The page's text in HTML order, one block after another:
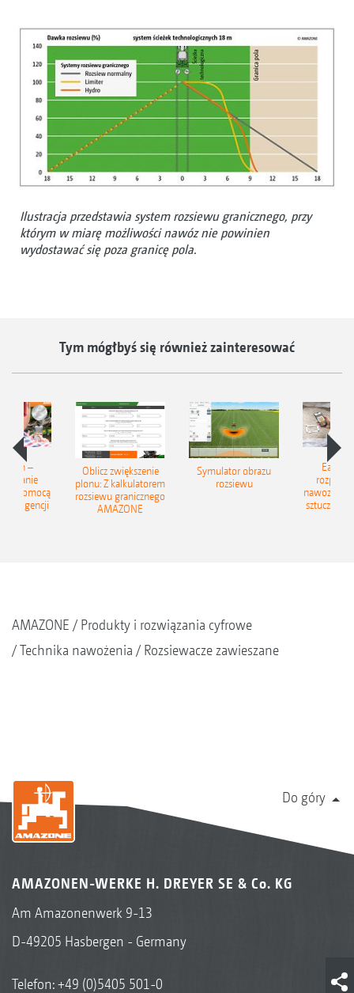
Ilustracja przedstawia system rozsiewu granicznego, przy
którym w miarę możliwości nawóz nie powinien
wydostawać się poza granicę pola.
Tym mógłbyś się również zainteresować
–
za pomocą
inteligencji
Oblicz zwiększenie
plonu: Z kalkulatorem
rozsiewu granicznego
AMAZONE
Symulator obrazu
rozsiewu
nawozów
sztucznej
AMAZONE
Produkty i rozwiązania cyfrowe
Technika nawożenia
Rozsiewacze zawieszane
Do góry
AMAZONEN-WERKE H. DREYER SE & Co. KG
Am Amazonenwerk 9-13
D-49205 Hasbergen - Germany
Telefon:+49 (0)5405 501-0